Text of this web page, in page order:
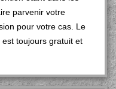
parvenir votre
pour votre cas. Le
toujours gratuit et